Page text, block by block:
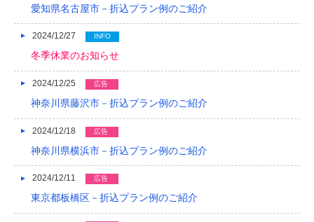
2013/10
2013/09
2013/08
2013/07
2013/04
2013/03
愛知県名古屋市－折込プラン例のご紹介
2024/12/27 INFO
冬季休業のお知らせ
2024/12/25 広告
神奈川県藤沢市－折込プラン例のご紹介
2024/12/18 広告
神奈川県横浜市－折込プラン例のご紹介
2024/12/11 広告
東京都板橋区－折込プラン例のご紹介